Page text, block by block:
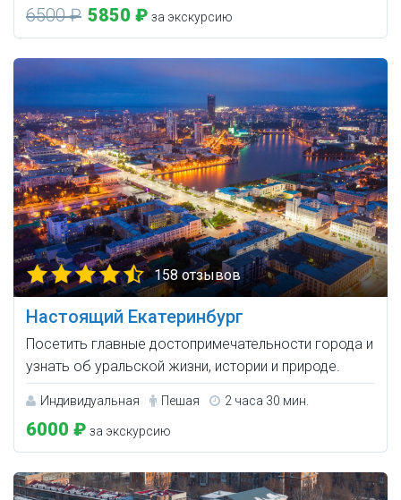
6500 ₽ 5850 ₽ за экскурсию
158 отзывов
Настоящий Екатеринбург
Посетить главные достопримечательности города и
узнать об уральской жизни, истории и природе.
Индивидуальная Пешая 2 часа 30 мин.
6000 ₽ за экскурсию